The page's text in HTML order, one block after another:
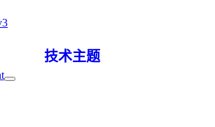
技术主题